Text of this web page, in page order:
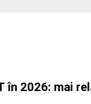
în 2026: mai